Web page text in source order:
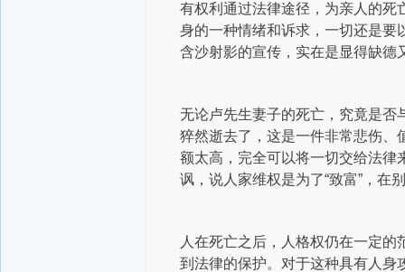
有权利通过法律途径，为亲人的死
身的一种情绪和诉求，一切还是要
含沙射影的宣传，实在是显得缺德
无论卢先生妻子的死亡，究竟是否
猝然逝去了，这是一件非常悲伤、
额太高，完全可以将一切交给法律
讽，说人家维权是为了“致富”，在
人在死亡之后，人格权仍在一定
到法律的保护。对于这种具有人身